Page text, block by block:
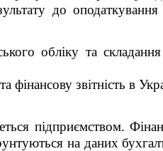
до
обліку та складання
звітність в
підприємством.
на даних